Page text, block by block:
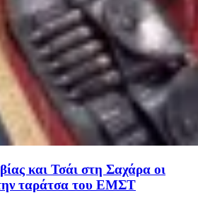
και Τσάι στη Σαχάρα οι
ταράτσα του ΕΜΣΤ